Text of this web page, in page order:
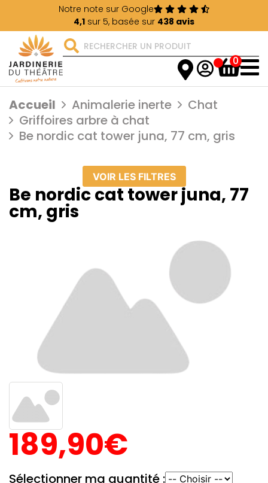
Notre note sur Google
4,1 sur 5, basée sur 438 avis
0
Accueil Animalerie inerte
Chat
Griffoires arbre à chat
Be nordic cat tower juna, 77 cm, gris
VOIR LES FILTRES
Be nordic cat tower juna, 77
cm, gris
189,90€
Sélectionner ma quantité :